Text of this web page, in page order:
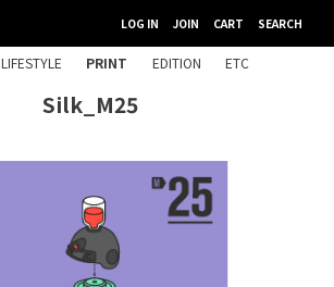
LOG IN JOIN CART SEARCH
LIFESTYLE PRINT EDITION ETC
Silk_M25